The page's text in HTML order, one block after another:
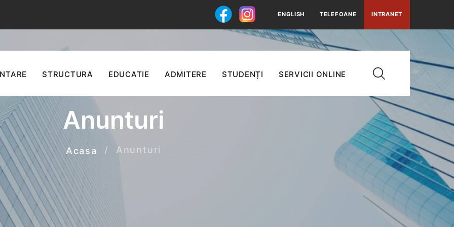
ENGLISH TELEFOANE INTRANET
STRUCTURA EDUCATIE ADMITERE STUDENȚI SERVICII ONLINE
Anunturi
Acasa Anunturi